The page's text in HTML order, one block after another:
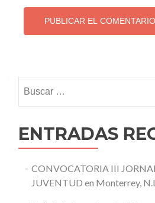
ENTRADAS
CONVOCATORIA III
JUVENTUD en Monterrey,